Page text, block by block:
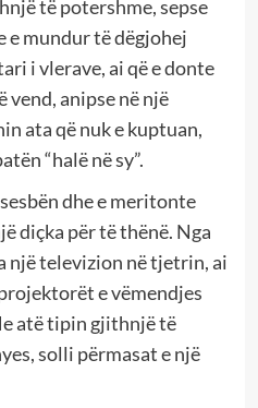
të potershme, sepse
e mundur të dëgjohej
i vlerave, ai që e donte
vend, anipse në një
ata që nuk e kuptuan,
“halë në sy”.
dhe e meritonte
diçka për të thënë. Nga
një televizion në tjetrin, ai
e vëmendjes
atë tipin gjithnjë të
solli përmasat e një